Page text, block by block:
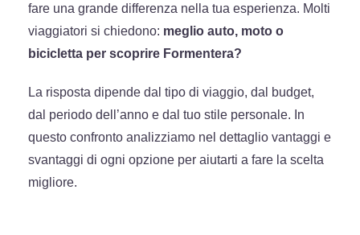
fare una grande differenza nella tua esperienza. Molti
viaggiatori si chiedono: meglio auto, moto o
bicicletta per scoprire Formentera?
La risposta dipende dal tipo di viaggio, dal budget,
dal periodo dell’anno e dal tuo stile personale. In
questo confronto analizziamo nel dettaglio vantaggi e
svantaggi di ogni opzione per aiutarti a fare la scelta
migliore.